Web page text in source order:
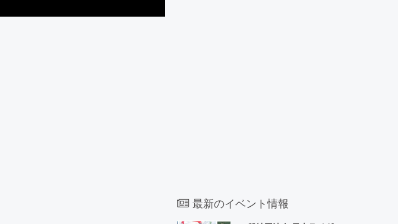
最新のイベント情報